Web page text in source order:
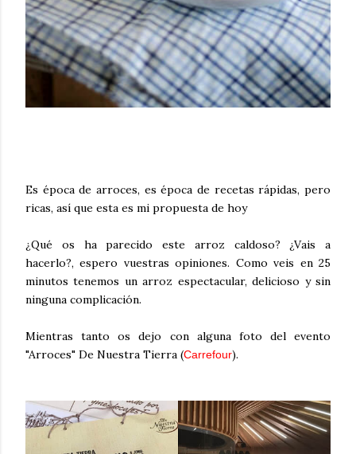
Es época de arroces, es época de recetas rápidas, pero
ricas, así que esta es mi propuesta de hoy
¿Qué os ha parecido este arroz caldoso? ¿Vais a
hacerlo?, espero vuestras opiniones. Como veis en 25
minutos tenemos un arroz espectacular, delicioso y sin
ninguna complicación.
Mientras tanto os dejo con alguna foto del evento
"Arroces" De Nuestra Tierra (Carrefour).